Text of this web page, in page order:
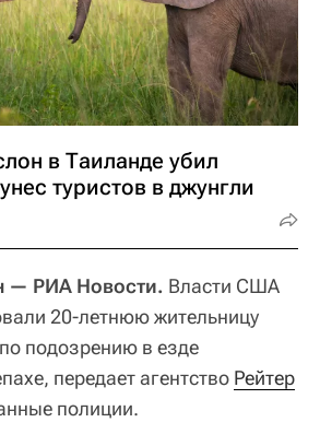
в Таиланде убил
туристов в джунгли
— РИА Новости. Власти США
20-летнюю жительницу
подозрению в езде
передает агентство Рейтер
полиции.